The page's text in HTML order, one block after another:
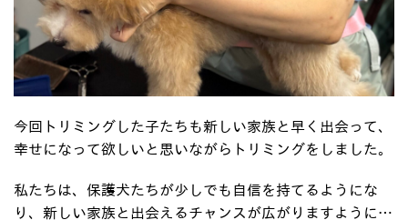
今回トリミングした子たちも新しい家族と早く出会って、
幸せになって欲しいと思いながらトリミングをしました。
私たちは、保護犬たちが少しでも自信を持てるようにな
り、新しい家族と出会えるチャンスが広がりますように…